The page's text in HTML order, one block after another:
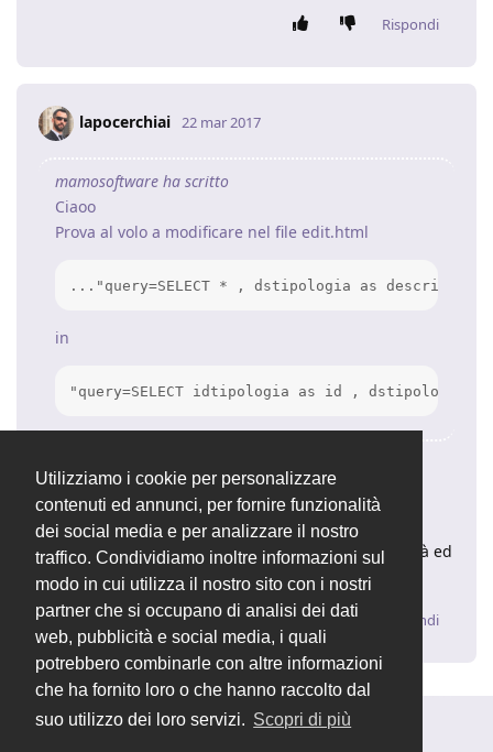
Utilizziamo i cookie per personalizzare
contenuti ed annunci, per fornire funzionalità
dei social media e per analizzare il nostro
traffico. Condividiamo inoltre informazioni sul
modo in cui utilizza il nostro sito con i nostri
partner che si occupano di analisi dei dati
web, pubblicità e social media, i quali
potrebbero combinarle con altre informazioni
che ha fornito loro o che hanno raccolto dal
suo utilizzo dei loro servizi. Scopri di più
Rispondi
lapocerchiai 22 mar 2017
mamosoftware ha scritto
Ciaoo
Prova al volo a modificare nel file edit.html
..."query=SELECT * , dstipologia as descrizione
in
"query=SELECT idtipologia as id , dstipologia
S-P-E-T-T-A-C-O-L-O !!!
GRAZIE !!!!! Funziona!!!!
Grazie mille davvero per la tua disponibilità, rapidità ed
efficienza!!
Rispondi
Rispondi alla discussione...